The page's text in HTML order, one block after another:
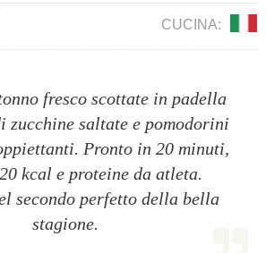
CUCINA:
fresco scottate in padella
zucchine saltate e pomodorini
Pronto in 20 minuti,
kcal e proteine da atleta.
secondo perfetto della bella
stagione.